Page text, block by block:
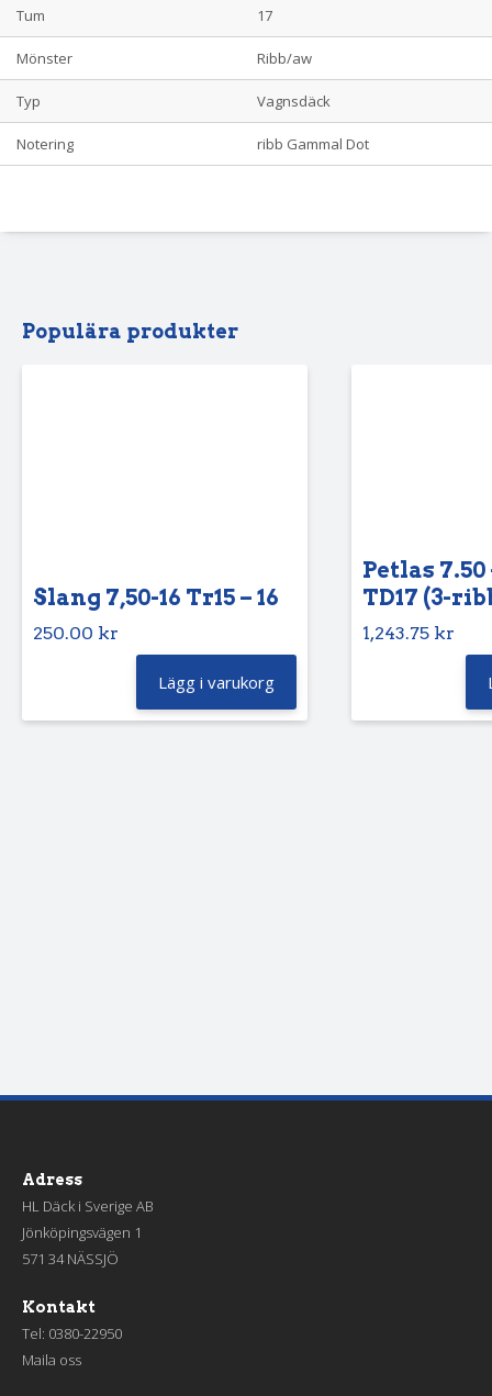
Tum 17
Mönster Ribb/aw
Typ Vagnsdäck
Notering ribb Gammal Dot
Populära produkter
Slang 7,50-16 Tr15 – 16
250.00 kr
Lägg i varukorg
Petlas 7.50
TD17 (3-
1,243.75 kr
Adress
HL Däck i Sverige AB
Jönköpingsvägen 1
571 34 NÄSSJÖ
Kontakt
Tel: 0380-22950
Maila oss